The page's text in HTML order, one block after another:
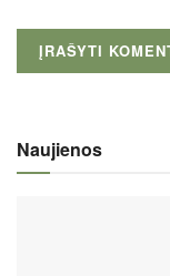
Naujienos